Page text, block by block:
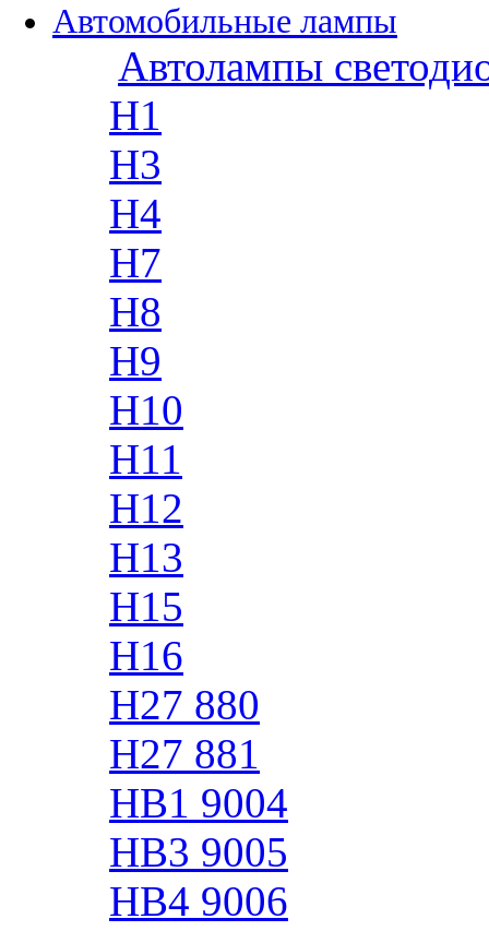
Автомобильные лампы
Автолампы
H1
H3
H4
H7
H8
H9
H10
H11
H12
H13
H15
H16
H27 880
H27 881
HB1 9004
HB3 9005
HB4 9006